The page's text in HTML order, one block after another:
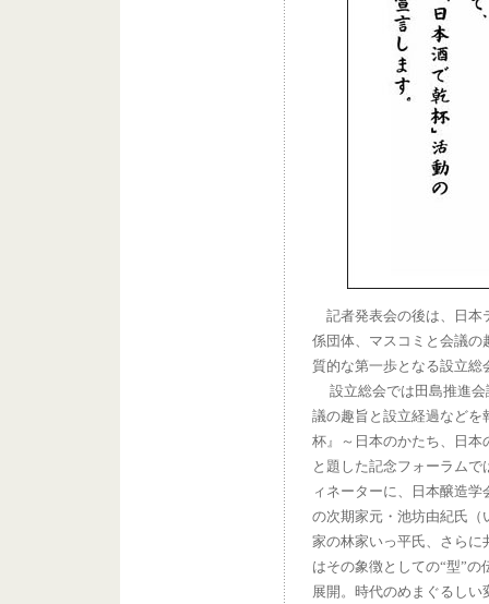
記者発表会の後は、日本
係団体、マスコミと会議の
質的な第一歩となる設立総
設立総会では田島推進会
議の趣旨と設立経過などを
杯』～日本のかたち、日本
と題した記念フォーラム
ィネーターに、日本醸造
の次期家元・池坊由紀氏（
家の林家いっ平氏、さらに
はその象徴としての“型”
展開。時代のめまぐるしい